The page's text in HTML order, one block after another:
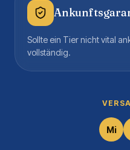
Sollte ein Tier nicht vital
vollständig.
Mi